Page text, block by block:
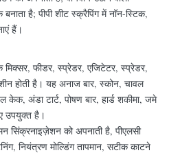
है; पीपी शीट स्क्रैपिंग में नॉन-स्टिक,
हैं।
मिक्सर, फीडर, स्प्रेडर, एजिटेटर, स्प्रेडर,
होती है। यह अनाज बार, स्कोन, चावल
अंडा टार्ट, पोषण बार, हार्ड शकीमा, जमे
उपयुक्त है।
सिंक्रनाइज़ेशन को अपनाती है, पीएलसी
नियंत्रण मोल्डिंग तापमान, सटीक काटने